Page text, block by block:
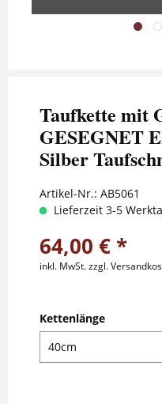
Taufkette mit
GESEGNET
Silber
Artikel-Nr.: AB5061
Lieferzeit 3-5
64,00 € *
inkl. MwSt.zzgl.
Kettenlänge